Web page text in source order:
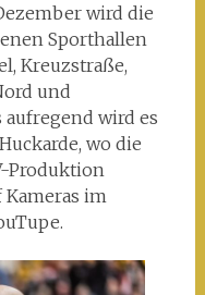
wird die
Sporthallen
Kreuzstraße,
und
wird es
wo die
Produktion
im